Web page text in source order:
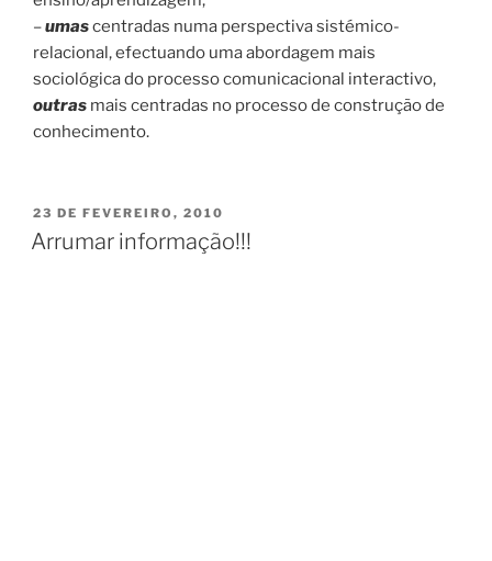
–umascentradas numa perspectiva sistémico-
relacional, efectuando uma abordagem mais
sociológica do processo comunicacional interactivo,
outras mais centradas no processo de construção de
conhecimento.
PUBLICADO
EM
23 DE FEVEREIRO, 2010
Arrumar informação!!!